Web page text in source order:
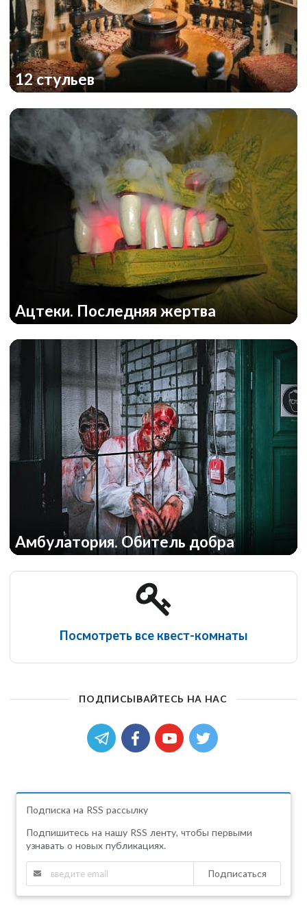
12 стульев
Ацтеки. Последняя жертва
Амбулатория. Обитель добра
Посмотреть все квест-комнаты
ПОДПИСЫВАЙТЕСЬ НА НАС
Подписка на RSS рассылку
Подпишитесь на нашу RSS ленту, чтобы первыми
узнавать о новых публикациях.
Подписаться